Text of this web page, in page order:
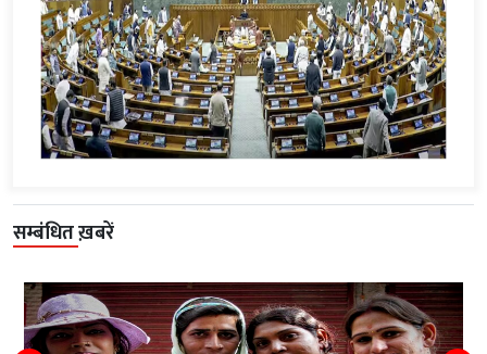
सम्बंधित ख़बरें